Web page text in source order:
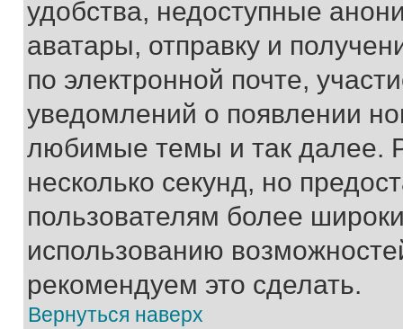
удобства, недоступные
аватары, отправку и
по электронной почте,
уведомлений о появлении
любимые темы и так далее.
несколько секунд, но
пользователям более
использованию
рекомендуем это сделать.
Вернуться наверх